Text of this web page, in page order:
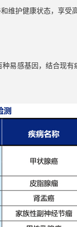
维护健康状态，享受
易感基因，结合现